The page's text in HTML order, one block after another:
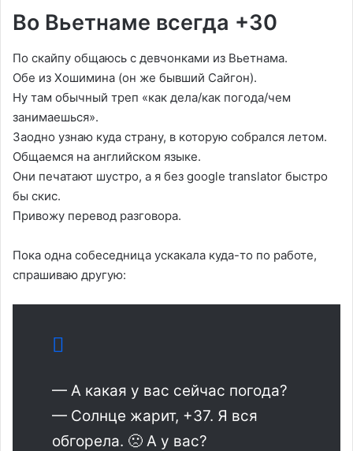
Во Вьетнаме всегда +30
По скайпу общаюсь с девчонками из Вьетнама.
Обе из Хошимина (он же бывший Сайгон).
Ну там обычный треп «как дела/как погода/чем
занимаешься».
Заодно узнаю куда страну, в которую собрался летом.
Общаемся на английском языке.
Они печатают шустро, а я без google translator быстро
бы скис.
Привожу перевод разговора.
Пока одна собеседница ускакала куда-то по работе,
спрашиваю другую:
— А какая у вас сейчас погода?
— Солнце жарит, +37. Я вся
обгорела. 🙁 А у вас?